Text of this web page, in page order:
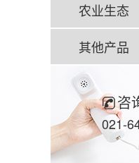
农业生态
其他产品
咨
021-